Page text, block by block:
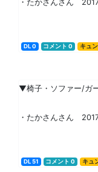
・たかさんさん
DL 0 コメント 0 キュ
▼椅子・ソファー/ガ
・たかさんさん
DL 51 コメント 0 キュ